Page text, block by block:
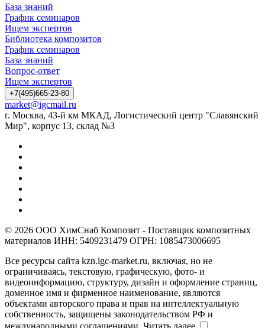
База знаний
График семинаров
Ищем экспертов
Библиотека композитов
График семинаров
База знаний
Вопрос-ответ
Ищем экспертов
+7(495)665-23-80
market@igcmail.ru
г. Москва, 43-й км МКАД, Логистический центр "Славянский
Мир", корпус 13, склад №3
© 2026 ООО ХимСнаб Композит - Поставщик композитных
материалов ИНН: 5409231479 ОГРН: 1085473006695
Все ресурсы сайта kzn.igc-market.ru, включая, но не
ограничиваясь, текстовую, графическую, фото- и
видеоинформацию, структуру, дизайн и оформление страниц,
доменное имя и фирменное наименование, являются
объектами авторского права и прав на интеллектуальную
собственность, защищены законодательством РФ и
международными соглашениями. Читать далее